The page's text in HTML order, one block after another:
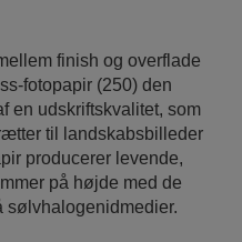
finish og overflade
fotopapir (250) den
en udskriftskvalitet, som
til landskabsbilleder
producerer levende,
på højde med de
sølvhalogenidmedier.